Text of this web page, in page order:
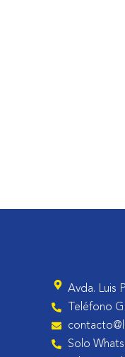
Avda. Luis
Teléfono
Solo